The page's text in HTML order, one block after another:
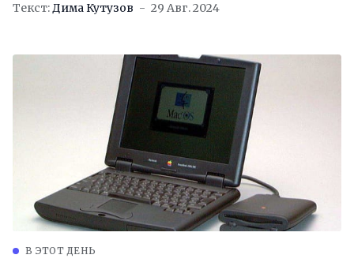
Текст:Дима Кутузов 29 Авг. 2024
В ЭТОТ ДЕНЬ